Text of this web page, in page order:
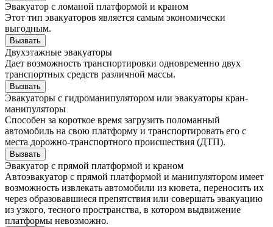
Эвакуатор с ломаной платформой и краном
Этот тип эвакуаторов является самым экономически
выгодным.
Вызвать
Двухэтажные эвакуаторы
Дает возможность транспортировки одновременно двух
транспортных средств различной массы.
Вызвать
Эвакуаторы с гидроманипулятором или эвакуаторы кран-
манипуляторы
Способен за короткое время загрузить поломанный
автомобиль на свою платформу и транспортировать его с
места дорожно-транспортного происшествия (ДТП).
Вызвать
Эвакуатор с прямой платформой и краном
Автоэвакуатор с прямой платформой и манипулятором имеет
возможность извлекать автомобили из кювета, переносить их
через образовавшиеся препятствия или совершать эвакуацию
из узкого, тесного пространства, в котором выдвижение
платформы невозможно.